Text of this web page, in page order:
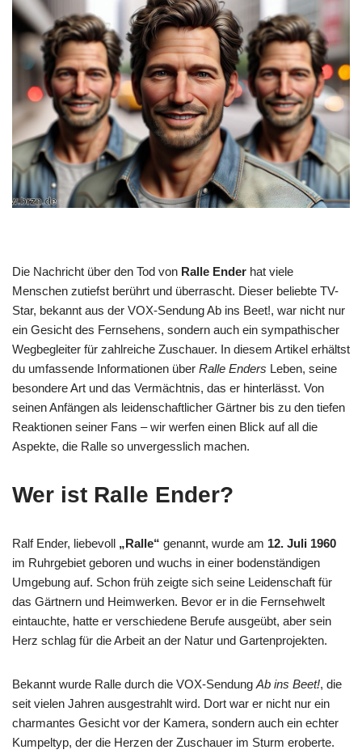
Die Nachricht über den Tod von Ralle Ender hat viele
Menschen zutiefst berührt und überrascht. Dieser beliebte TV-
Star, bekannt aus der VOX-Sendung Ab ins Beet!, war nicht nur
ein Gesicht des Fernsehens, sondern auch ein sympathischer
Wegbegleiter für zahlreiche Zuschauer. In diesem Artikel erhältst
du umfassende Informationen über Ralle Enders Leben, seine
besondere Art und das Vermächtnis, das er hinterlässt. Von
seinen Anfängen als leidenschaftlicher Gärtner bis zu den tiefen
Reaktionen seiner Fans – wir werfen einen Blick auf all die
Aspekte, die Ralle so unvergesslich machen.
Wer ist Ralle Ender?
Ralf Ender, liebevoll „Ralle“ genannt, wurde am 12. Juli 1960
im Ruhrgebiet geboren und wuchs in einer bodenständigen
Umgebung auf. Schon früh zeigte sich seine Leidenschaft für
das Gärtnern und Heimwerken. Bevor er in die Fernsehwelt
eintauchte, hatte er verschiedene Berufe ausgeübt, aber sein
Herz schlag für die Arbeit an der Natur und Gartenprojekten.
Bekannt wurde Ralle durch die VOX-Sendung Ab ins Beet!, die
seit vielen Jahren ausgestrahlt wird. Dort war er nicht nur ein
charmantes Gesicht vor der Kamera, sondern auch ein echter
Kumpeltyp, der die Herzen der Zuschauer im Sturm eroberte.